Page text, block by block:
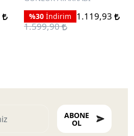
%30 İndirim
1.119,93
1.599,90
ABONE
OL